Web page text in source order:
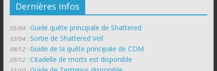
Dernières infos
05/04 : Guide quête principale de Shattered
03/04 : Sortie de Shattered Veil
08/12 : Guide de la quête principale de CDM
05/12 : Citadelle de morts est disponible